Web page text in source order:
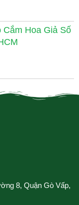
Cắm Hoa Giả Số
8, Quận Gò Vấp,